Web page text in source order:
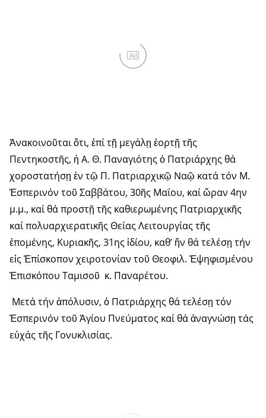
Ad
Ἀνακοινοῦται ὅτι, ἐπί τῇ μεγάλῃ ἑορτῇ τῆς
Πεντηκοστῆς, ἡ Α. Θ. Παναγιότης ὁ Πατριάρχης θά
χοροστατήσῃ ἐν τῷ Π. Πατριαρχικῷ Ναῷ κατά τόν Μ.
Ἑσπερινόν τοῦ Σαββάτου, 30ῆς Μαΐου, καί ὥραν 4ην
μ.μ., καί θά προστῇ τῆς καθιερωμένης Πατριαρχικῆς
καί πολυαρχιερατικῆς Θείας Λειτουργίας τῆς
ἑπομένης, Κυριακῆς, 31ης ἰδίου, καθ’ ἥν θά τελέσῃ τήν
εἰς Ἐπίσκοπον χειροτονίαν τοῦ Θεοφιλ. Ἐψηφισμένου
Ἐπισκόπου Ταμισοῦ κ. Παναρέτου.
Μετά τήν ἀπόλυσιν, ὁ Πατριάρχης θά τελέσῃ τόν
Ἑσπερινόν τοῦ Ἁγίου Πνεύματος καί θά ἀναγνώσῃ τάς
εὐχάς τῆς Γονυκλισίας.